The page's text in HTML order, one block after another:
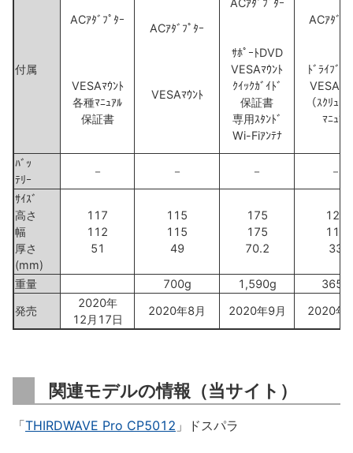
付属
ACｱﾀﾞﾌﾟﾀｰ
VESAﾏｳﾝﾄ
各種ﾏﾆｭｱﾙ
保証書
ACｱﾀﾞﾌﾟﾀｰ
VESAﾏｳﾝﾄ
ACｱﾀﾞﾌﾟﾀｰ
ｻﾎﾟｰﾄDVD
VESAﾏｳﾝﾄ
ｸｲｯｸｶﾞｲﾄﾞ
保証書
専用ｽﾀﾝﾄﾞ
Wi-Fiｱﾝﾃﾅ
ACｱﾀﾞﾌ
ﾄﾞﾗｲﾌﾞ
VESAﾏｳ
（ｽｸﾘｭ
ﾏﾆｭｱﾙ
ﾊﾞｯ
ﾃﾘｰ
－ － － －
ｻｲｽﾞ
高さ
幅
厚さ
(mm)
117
112
51
115
115
49
175
175
70.2
128
117
33
重量 700g 1,590g
365g
発売
2020年
12月17日
2020年8月 2020年9月 2020年
関連モデルの情報（当サイト）
「THIRDWAVE Pro CP5012 」ドスパラ